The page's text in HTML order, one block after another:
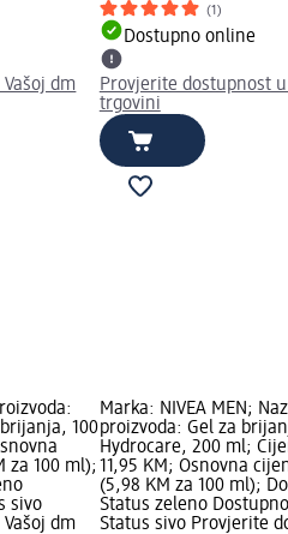
dm
(1)
Dostupno online
Provjerite dostupnost u
trgovini
100
za 100 ml);
sivo
dm
Marka: NIVEA MEN;
proizvoda: Gel za
Hydrocare, 200 ml;
11,95 KM; Osnovna
(5,98 KM za 100 ml);
Status zeleno
Status sivo Provjerite